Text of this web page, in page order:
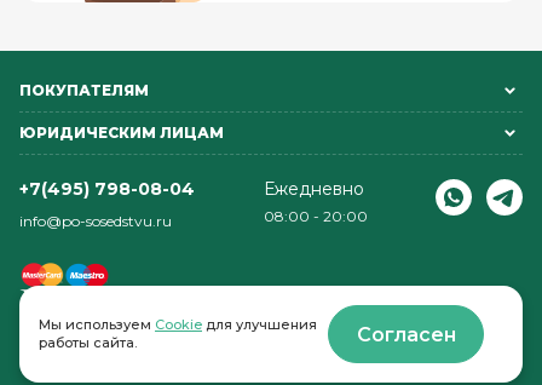
ПОКУПАТЕЛЯМ
ЮРИДИЧЕСКИМ ЛИЦАМ
+7(495) 798-08-04
info@po-sosedstvu.ru
Ежедневно
08:00 - 20:00
© 2022-2026 . По соседству
Мы используем Cookie для улучшения
работы сайта.
Согласен